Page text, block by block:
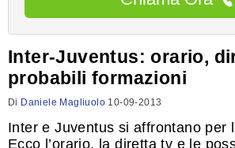
Inter-Juventus: orario,
probabili formazioni
Di Daniele Magliuolo 10-09-2013
Inter e Juventus si affrontano per
Ecco l’orario, la diretta tv e le